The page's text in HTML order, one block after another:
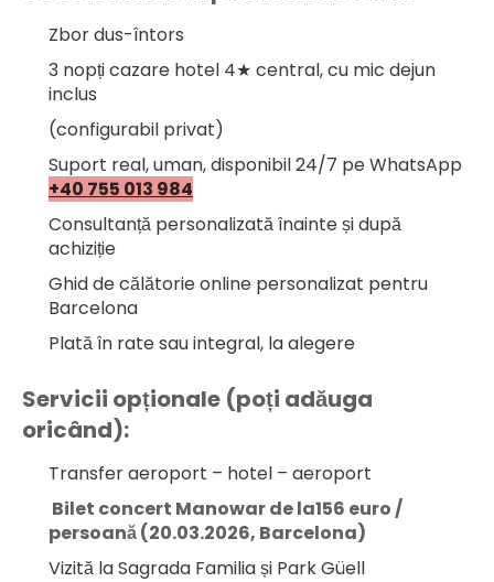
Zbor dus-întors
3 nopți cazare hotel 4★ central, cu mic dejun
inclus
(configurabil privat)
+40 755 013 984
Consultanță personalizată înainte și după
achiziție
Ghid de călătorie online personalizat pentru
Barcelona
Plată în rate sau integral, la alegere
Servicii opționale (poți adăuga
oricând):
Transfer aeroport – hotel – aeroport
persoană (20.03.2026, Barcelona)
Vizită la Sagrada Familia și Park Güell